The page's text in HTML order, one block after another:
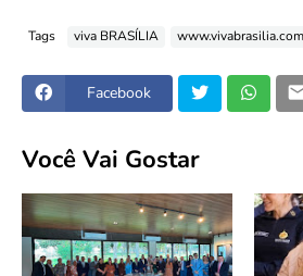
Tags viva BRASÍLIA
Facebook
Você Vai Gostar